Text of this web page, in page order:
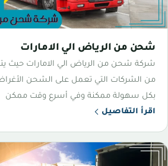
شحن من الرياض الي الامارات
شركة شحن من الرياض الي الامارات حيث
من الشركات التي تعمل على الشحن
بكل سهولة ممكنة وفي أسرع وقت ممكن
اقرأ التفاصيل